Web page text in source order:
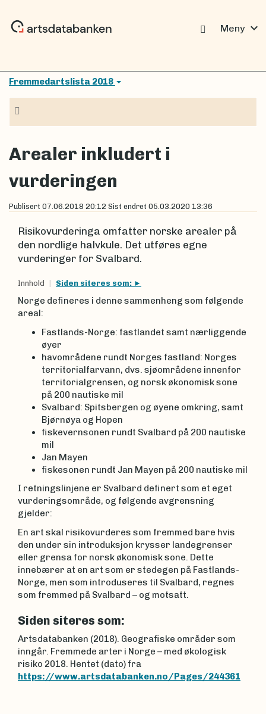
Meny expand_more
Fremmedartslista 2018
Arealer inkludert i
vurderingen
Publisert 07.06.2018 20:12 Sist endret 05.03.2020 13:36
Risikovurderinga omfatter norske arealer på
den nordlige halvkule. Det utføres egne
vurderinger for Svalbard.
Innhold Siden siteres som:
Norge defineres i denne sammenheng som følgende
areal:
Fastlands-Norge: fastlandet samt nærliggende
øyer
havområdene rundt Norges fastland: Norges
territorialfarvann, dvs. sjøområdene innenfor
territorialgrensen, og norsk økonomisk sone
på 200 nautiske mil
Svalbard: Spitsbergen og øyene omkring, samt
Bjørnøya og Hopen
fiskevernsonen rundt Svalbard på 200 nautiske
mil
Jan Mayen
fiskesonen rundt Jan Mayen på 200 nautiske mil
I retningslinjene er Svalbard definert som et eget
vurderingsområde, og følgende avgrensning
gjelder:
En art skal risikovurderes som fremmed bare hvis
den under sin introduksjon krysser landegrenser
eller grensa for norsk økonomisk sone. Dette
innebærer at en art som er stedegen på Fastlands-
Norge, men som introduseres til Svalbard, regnes
som fremmed på Svalbard – og motsatt.
Siden siteres som:
Artsdatabanken (2018). Geografiske områder som
inngår. Fremmede arter i Norge – med økologisk
risiko 2018. Hentet (dato) fra
https://www.artsdatabanken.no/Pages/244361